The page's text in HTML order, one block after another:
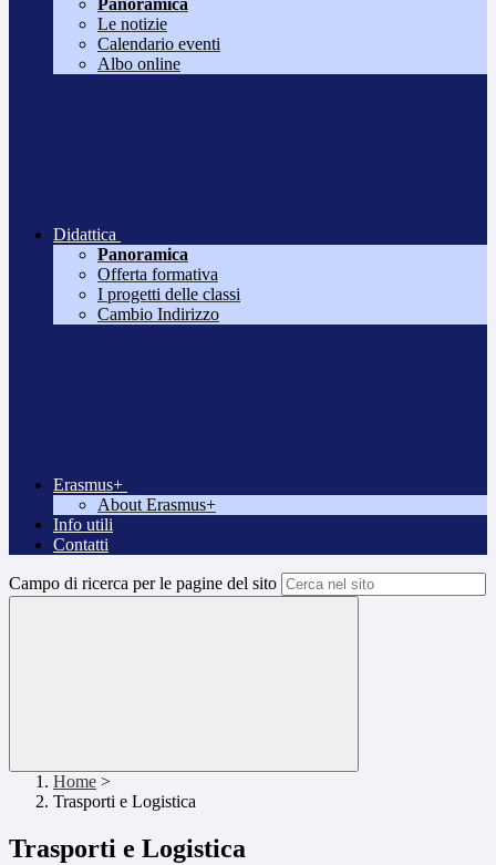
Panoramica
Le notizie
Calendario eventi
Albo online
Didattica
Panoramica
Offerta formativa
I progetti delle classi
Cambio Indirizzo
Erasmus+
About Erasmus+
Info utili
Contatti
Campo di ricerca per le pagine del sito
Home >
Trasporti e Logistica
Trasporti e Logistica